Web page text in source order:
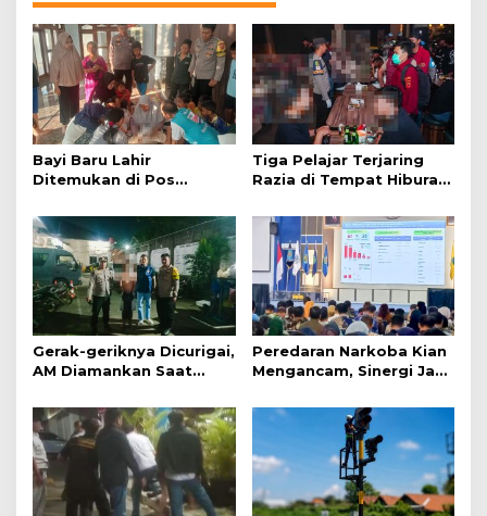
Bayi Baru Lahir
Ditemukan di Pos
Tiga Pelajar Terjaring
Razia di Tempat Hiburan
Gerak-geriknya Dicurigai,
AM Diamankan Saat
Peredaran Narkoba Kian
Mengancam, Sinergi Jadi